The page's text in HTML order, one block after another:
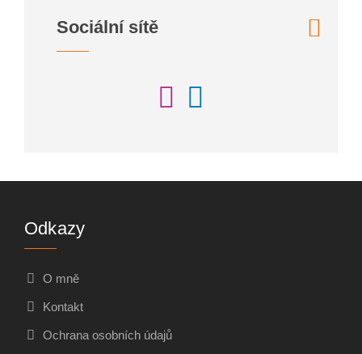
Sociální sítě
Odkazy
O mně
Kontakt
Ochrana osobních údajů